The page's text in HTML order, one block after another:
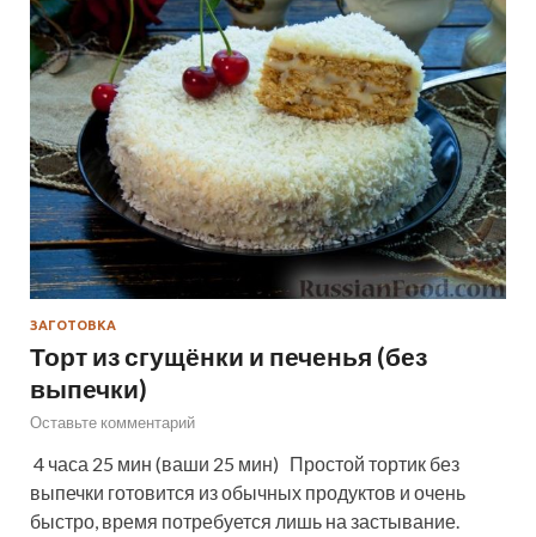
ЗАГОТОВКА
Торт из сгущёнки и печенья (без
выпечки)
Оставьте комментарий
4 часа 25 мин (ваши 25 мин) Простой тортик без
выпечки готовится из обычных продуктов и очень
быстро, время потребуется лишь на застывание.